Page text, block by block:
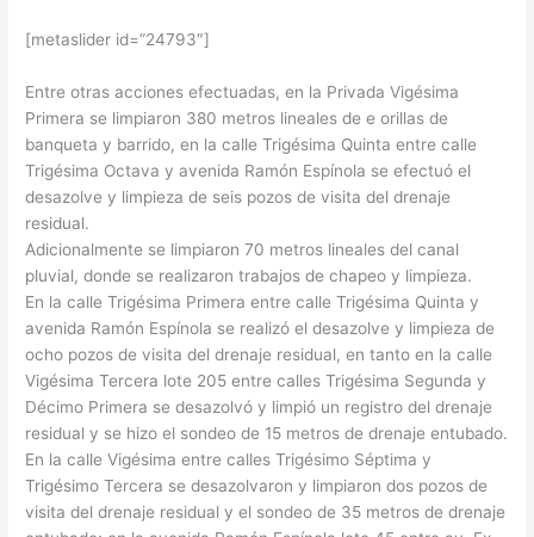
[metaslider id=”24793″]
Entre otras acciones efectuadas, en la Privada Vigésima
Primera se limpiaron 380 metros lineales de e orillas de
banqueta y barrido, en la calle Trigésima Quinta entre calle
Trigésima Octava y avenida Ramón Espínola se efectuó el
desazolve y limpieza de seis pozos de visita del drenaje
residual.
Adicionalmente se limpiaron 70 metros lineales del canal
pluvial, donde se realizaron trabajos de chapeo y limpieza.
En la calle Trigésima Primera entre calle Trigésima Quinta y
avenida Ramón Espínola se realizó el desazolve y limpieza de
ocho pozos de visita del drenaje residual, en tanto en la calle
Vigésima Tercera lote 205 entre calles Trigésima Segunda y
Décimo Primera se desazolvó y limpió un registro del drenaje
residual y se hizo el sondeo de 15 metros de drenaje entubado.
En la calle Vigésima entre calles Trigésimo Séptima y
Trigésimo Tercera se desazolvaron y limpiaron dos pozos de
visita del drenaje residual y el sondeo de 35 metros de drenaje